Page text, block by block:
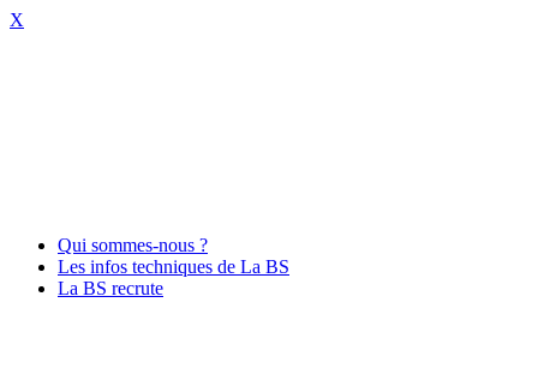
X
Qui sommes-nous ?
Les infos techniques de La BS
La BS recrute